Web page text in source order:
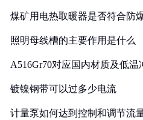
煤矿用电热取暖器是否符合防
照明母线槽的主要作用是什么
A516Gr70对应国内材质及低温
镀镍钢带可以过多少电流
计量泵如何达到控制和调节流